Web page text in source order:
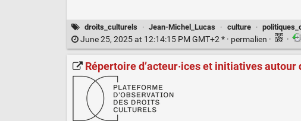
droits_culturels · Jean-Michel_Lucas · culture ·
June 25, 2025 at 12:14:15 PM GMT+2 * · permalien · ·
Répertoire d’acteur·ices et initiatives